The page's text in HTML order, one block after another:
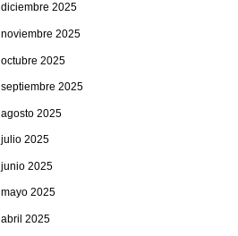
diciembre 2025
noviembre 2025
octubre 2025
septiembre 2025
agosto 2025
julio 2025
junio 2025
mayo 2025
abril 2025